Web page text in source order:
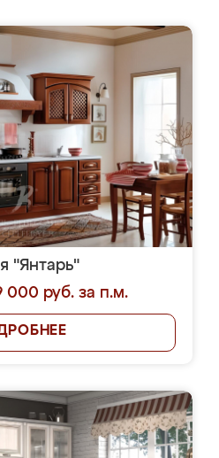
"Янтарь"
000 руб. за п.м.